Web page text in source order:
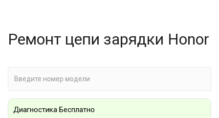
Ремонт цепи зарядки Honor
Диагностика Бесплатно